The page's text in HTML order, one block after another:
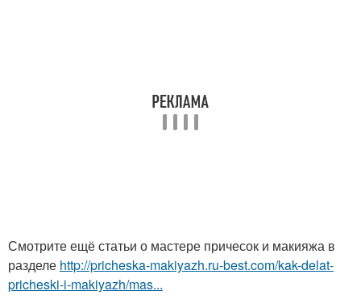
Смотрите ещё статьи о мастере причесок и макияжа в
разделе http://pricheska-makiyazh.ru-best.com/kak-delat-
pricheski-i-makiyazh/mas...